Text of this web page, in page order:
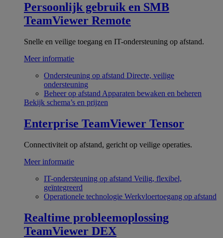
Persoonlijk gebruik en SMB
TeamViewer Remote
Snelle en veilige toegang en IT-ondersteuning op afstand.
Meer informatie
Ondersteuning op afstand Directe, veilige
ondersteuning
Beheer op afstand Apparaten bewaken en beheren
Bekijk schema’s en prijzen
Enterprise TeamViewer Tensor
Connectiviteit op afstand, gericht op veilige operaties.
Meer informatie
IT-ondersteuning op afstand Veilig, flexibel,
geïntegreerd
Operationele technologie Werkvloertoegang op afstand
Realtime probleemoplossing
TeamViewer DEX